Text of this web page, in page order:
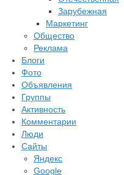
Зарубежная
Маркетинг
Общество
Реклама
Блоги
Фото
Объявления
Группы
Активность
Комментарии
Люди
Сайты
Яндекс
Google